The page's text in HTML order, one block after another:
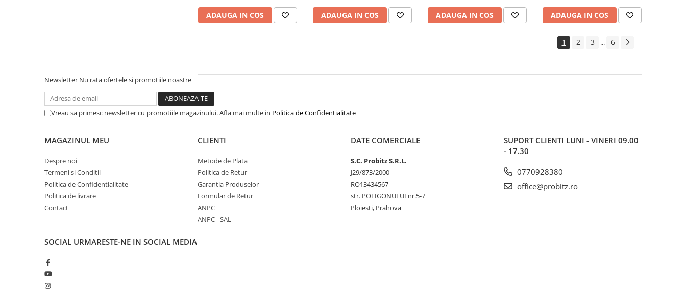
Accesorii server
Carcase server
Procesoare server
Sisteme server
Stabilizatoare de tensiune
Hard Disk-uri & SSD-uri externe
ADAUGA IN COS ADAUGA IN COS ADAUGA IN COS ADAUGA IN COS
1 2 3 ... 6
Newsletter Nu rata ofertele si promotiile noastre
Vreau sa primesc newsletter cu promotiile magazinului. Afla mai multe in Politica de Confidentialitate
MAGAZINUL MEU
Despre noi
Termeni si Conditii
Politica de Confidentialitate
Politica de livrare
Contact
CLIENTI
Metode de Plata
Politica de Retur
Garantia Produselor
Formular de Retur
ANPC
ANPC - SAL
DATE COMERCIALE
S.C. Probitz S.R.L.
J29/873/2000
RO13434567
str. POLIGONULUI nr.5-7
Ploiesti, Prahova
SUPORT CLIENTI LUNI - VINERI 09.00
- 17.30
0770928380
office@probitz.ro
SOCIAL URMARESTE-NE IN SOCIAL MEDIA